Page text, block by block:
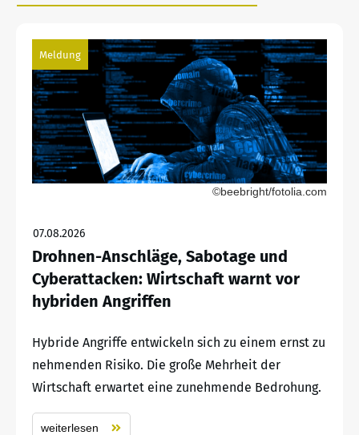
Meldung
©beebright/fotolia.com
07.08.2026
Drohnen-Anschläge, Sabotage und
Cyberattacken: Wirtschaft warnt vor
hybriden Angriffen
Hybride Angriffe entwickeln sich zu einem ernst zu
nehmenden Risiko. Die große Mehrheit der
Wirtschaft erwartet eine zunehmende Bedrohung.
weiterlesen